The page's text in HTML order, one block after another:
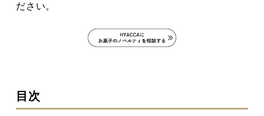
ださい。
目次